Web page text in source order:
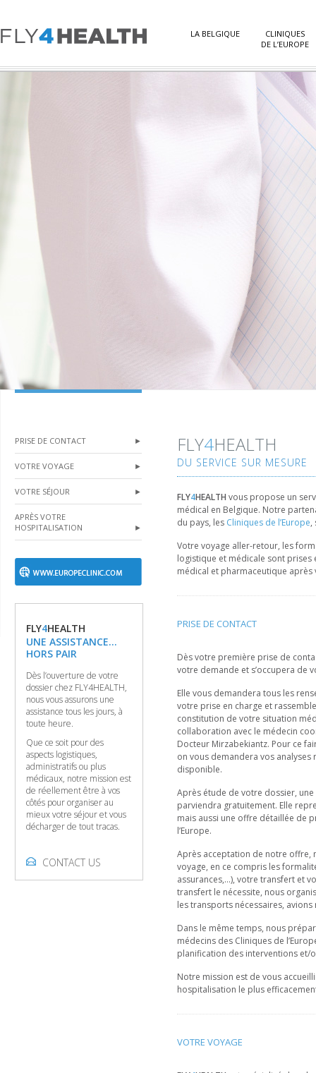
LA BELGIQUE
CLINIQUES
DE L’EUROPE
PRISE DE CONTACT ►
VOTRE VOYAGE ►
VOTRE SÉJOUR ►
APRÈS VOTRE
HOSPITALISATION
►
FLY4HEALTH
UNE ASSISTANCE...
HORS PAIR
Dès l’ouverture de votre
dossier chez FLY4HEALTH,
nous vous assurons une
assistance tous les jours, à
toute heure.
Que ce soit pour des
aspects logistiques,
administratifs ou plus
médicaux, notre mission est
de réellement être à vos
côtés pour organiser au
mieux votre séjour et vous
décharger de tout tracas.
CONTACT US
FLY4HEALTH
DU SERVICE SUR MESURE
FLY4HEALTH vous propose un
médical en Belgique. Notre
du pays, les Cliniques de l’Europe,
Votre voyage aller-retour, les
logistique et médicale sont prises
médical et pharmaceutique après
PRISE DE CONTACT
Dès votre première prise de
votre demande et s’occupera de
Elle vous demandera tous les
votre prise en charge et
constitution de votre situation
collaboration avec le médecin
Docteur Mirzabekiantz. Pour ce
on vous demandera vos
disponible.
Après étude de votre dossier,
parviendra gratuitement. Elle
mais aussi une offre détaillée de
l’Europe.
Après acceptation de notre offre,
voyage, en ce compris les
assurances,…), votre transfert et
transfert le nécessite, nous
les transports nécessaires, avions
Dans le même temps, nous
médecins des Cliniques de
planification des interventions et/
Notre mission est de vous
hospitalisation le plus
VOTRE VOYAGE